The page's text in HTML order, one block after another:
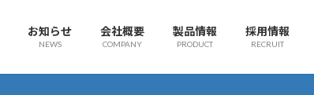
お知らせ
NEWS
会社概要
COMPANY
製品情報
PRODUCT
採用情報
RECRUIT